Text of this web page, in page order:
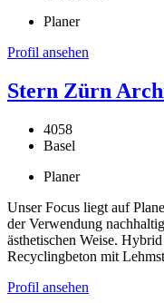
Planer
Profil ansehen
Stern Zürn
4058
Basel
Planer
Unser Focus liegt auf
der Verwendung
ästhetischen Weise.
Recyclingbeton mit
Profil ansehen